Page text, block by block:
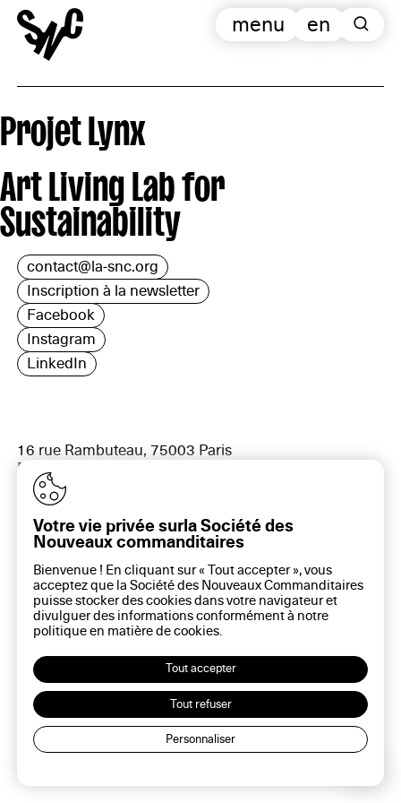
en
menu
Projet Lynx
Art Living Lab for
Sustainability
contact@la-snc.org
Inscription à la newsletter
Facebook
Instagram
LinkedIn
16 rue Rambuteau, 75003 Paris
Plan du site
Aide sur ce site
Gestion des cookies
Politique des cookies
Politique de confidentialité
Votre vie privée surla Société des
Nouveaux commanditaires
Bienvenue ! En cliquant sur « Tout accepter », vous
acceptez que la Société des Nouveaux Commanditaires
puisse stocker des cookies dans votre navigateur et
divulguer des informations conformément à notre
politique en matière decookies.
Tout accepter
Tout refuser
Personnaliser